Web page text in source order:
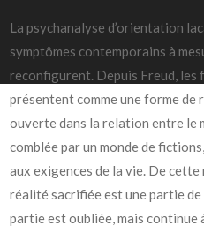
La psychanalyse d’orientation
symptômes contemporains à
reconfigurent. Depuis Freud,
présentent comme une forme de
ouverte dans la relation entre le
comblée par un monde de
aux exigences de la vie. De
réalité sacrifiée est une partie
partie est oubliée, mais continue